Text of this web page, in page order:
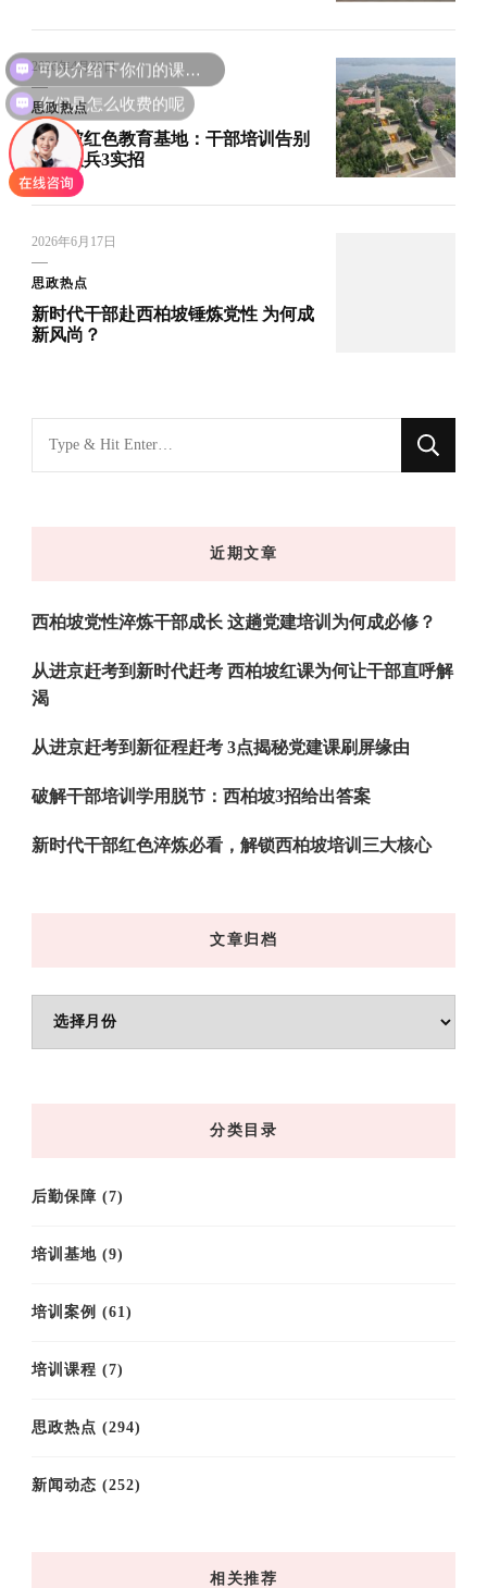
2026年4月29日
思政热点
西柏坡红色教育基地：干部培训告别
纸上谈兵3实招
2026年6月17日
思政热点
新时代干部赴西柏坡锤炼党性 为何成
新风尚？
什
近期文章
西柏坡党性淬炼干部成长 这趟党建培训为何成必修？
从进京赶考到新时代赶考 西柏坡红课为何让干部直呼解
渴
从进京赶考到新征程赶考 3点揭秘党建课刷屏缘由
破解干部培训学用脱节：西柏坡3招给出答案
新时代干部红色淬炼必看，解锁西柏坡培训三大核心
文章归档
分类目录
后勤保障 (7)
培训基地 (9)
培训案例 (61)
培训课程 (7)
思政热点 (294)
新闻动态 (252)
相关推荐
你们是怎么收费的呢